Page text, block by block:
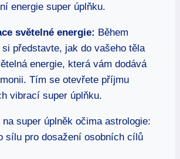
energie super úplňku.
světelné energie: Během
si představte, jak do vašeho těla
energie, která vám dodává
Tím se otevřete příjmu
vibrací super úplňku.